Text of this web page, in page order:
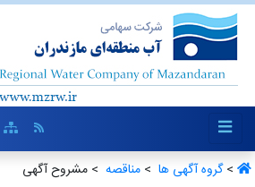
>گروه آگهی ها ‏>مناقصه ‏> مشروح آگهی